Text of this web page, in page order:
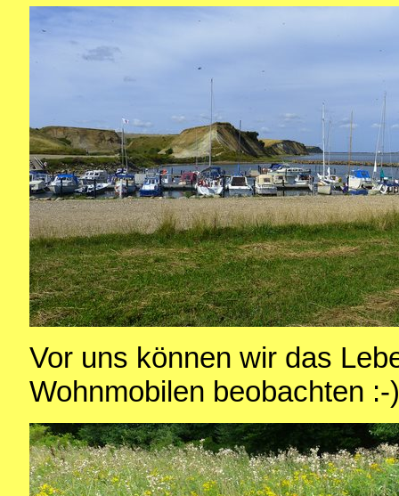
Vor uns können wir das
Wohnmobilen beobachten :-)